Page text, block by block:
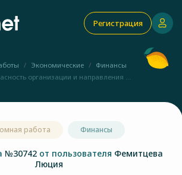
Регистрация
Экономические
Финансы
организации и направления ...
работа Финансы
№30742 от пользователя Фемитцева
Люция